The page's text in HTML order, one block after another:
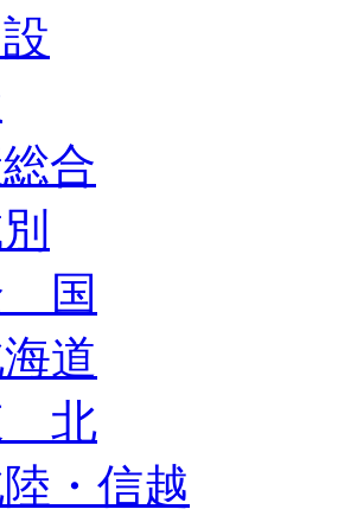
合
国
道
北
・信越